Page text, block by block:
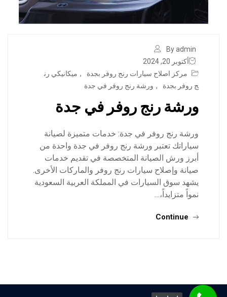
By admin
أكتوبر 20, 2024
مركز اصلاح سيارات رنج روفر بجدة
, ميكانيكي رن
ج روفر بجدة
, ورشة رنج روفر في جدة
ورشة رنج روفر في جدة
ورشة رنج روفر في جدة: خدمات متميزة لصيانة
سياراتك تعتبر ورشة رنج روفر في جدة واحدة من
أبرز ورش الصيانة المتخصصة في تقديم خدمات
صيانة وإصلاح سيارات رنج روفر والماركات الأخرى.
يشهد سوق السيارات في المملكة العربية السعودية
نمواً متزايداً،…
Continue